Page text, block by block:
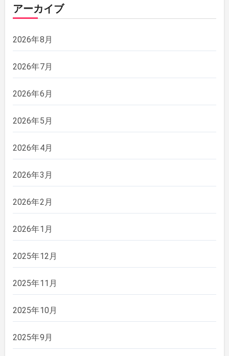
アーカイブ
2026年8月
2026年7月
2026年6月
2026年5月
2026年4月
2026年3月
2026年2月
2026年1月
2025年12月
2025年11月
2025年10月
2025年9月